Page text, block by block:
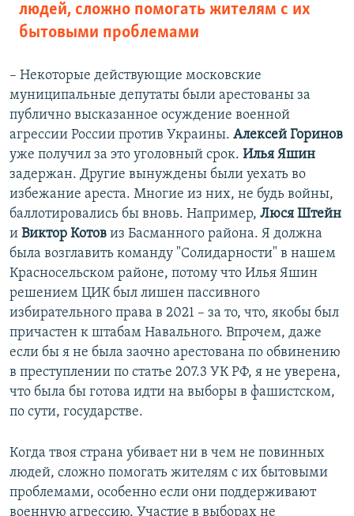
людей, сложно помогать жителям с их
бытовыми проблемами
– Некоторые действующие московские
муниципальные депутаты были арестованы за
публично высказанное осуждение военной
агрессии России против Украины. Алексей Горинов
уже получил за это уголовный срок. Илья Яшин
задержан. Другие вынуждены были уехать во
избежание ареста. Многие из них, не будь войны,
баллотировались бы вновь. Например, Люся Штейн
и Виктор Котов из Басманного района. Я должна
была возглавить команду "Солидарности" в нашем
Красносельском районе, потому что Илья Яшин
решением ЦИК был лишен пассивного
избирательного права в 2021 – за то, что, якобы был
причастен к штабам Навального. Впрочем, даже
если бы я не была заочно арестована по обвинению
в преступлении по статье 207.3 УК РФ, я не уверена,
что была бы готова идти на выборы в фашистском,
по сути, государстве.
Когда твоя страна убивает ни в чем не повинных
людей, сложно помогать жителям с их бытовыми
проблемами, особенно если они поддерживают
военную агрессию. Участие в выборах не